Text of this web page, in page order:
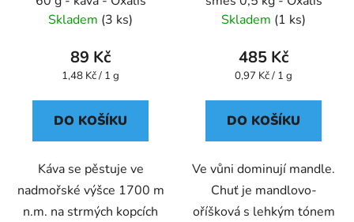
Skladem (3 ks)
89 Kč
Měrná
1,48 Kč / 1 g
DO KOŠÍKU
Káva se pěstuje ve
nadmořské výšce 1700 m
n.m. na strmých kopcích
Skladem (1 ks)
485 Kč
Měrná
0,97 Kč / 1 g
DO KOŠÍKU
Ve vůni dominují mandle.
Chuť je mandlovo-
oříšková s lehkým tónem